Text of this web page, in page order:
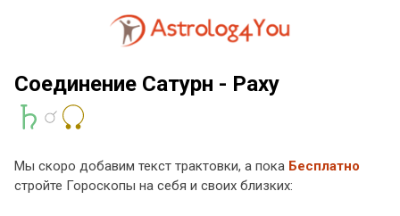
Соединение Сатурн - Раху
Мы скоро добавим текст трактовки, а пока Бесплатно
стройте Гороскопы на себя и своих близких: